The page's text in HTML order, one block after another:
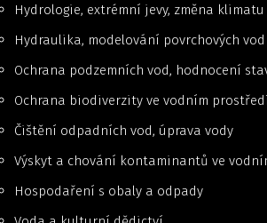
Hydrologie, extrémní jevy, změna klimatu
Hydraulika, modelování povrchových vod
Ochrana podzemních vod, hodnocení
Ochrana biodiverzity ve vodním
Čištění odpadních vod, úprava vody
Výskyt a chování kontaminantů ve
Hospodaření s obaly a odpady